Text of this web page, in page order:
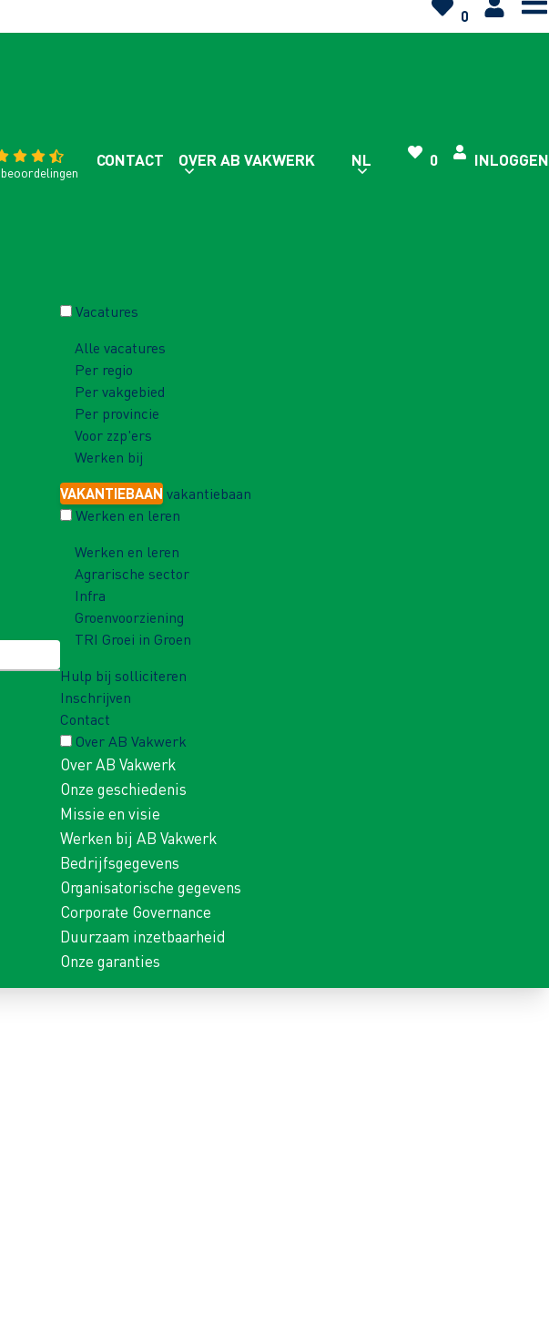
0
beoordelingen
CONTACT OVER AB VAKWERK NL 0 INLOGGEN
Vacatures
Alle vacatures
Per regio
Per vakgebied
Per provincie
Voor zzp'ers
Werken bij
VAKANTIEBAAN vakantiebaan
Werken en leren
Werken en leren
Agrarische sector
Infra
Groenvoorziening
TRI Groei in Groen
Hulp bij solliciteren
Inschrijven
Contact
Over AB Vakwerk
Over AB Vakwerk
Onze geschiedenis
Missie en visie
Werken bij AB Vakwerk
Bedrijfsgegevens
Organisatorische gegevens
Corporate Governance
Duurzaam inzetbaarheid
Onze garanties